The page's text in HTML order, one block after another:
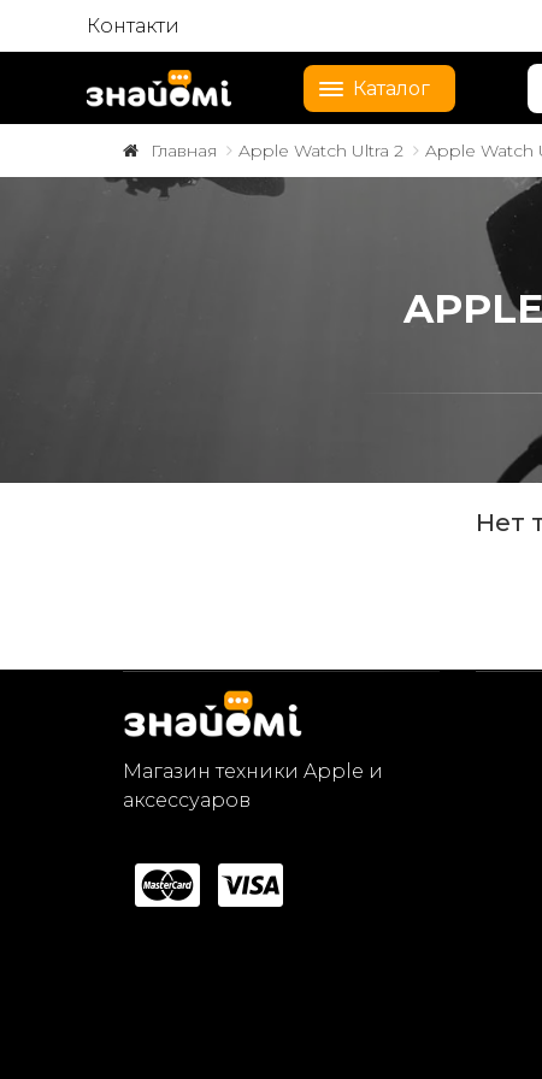
Контакти
Каталог
Главная Apple Watch Ultra 2 Apple Watch
Нет
Магазин техники Apple и
аксессуаров